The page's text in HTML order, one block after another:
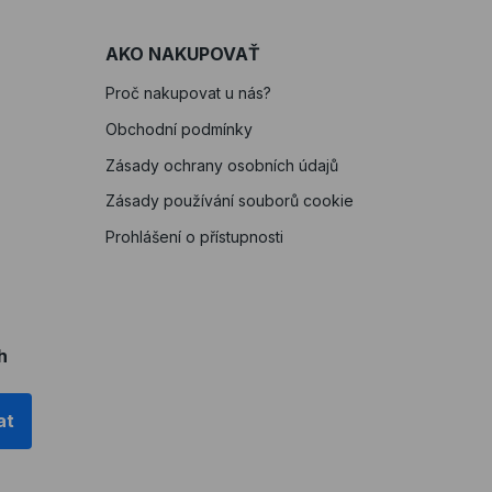
AKO NAKUPOVAŤ
Proč nakupovat u nás?
Obchodní podmínky
Zásady ochrany osobních údajů
Zásady používání souborů cookie
Prohlášení o přístupnosti